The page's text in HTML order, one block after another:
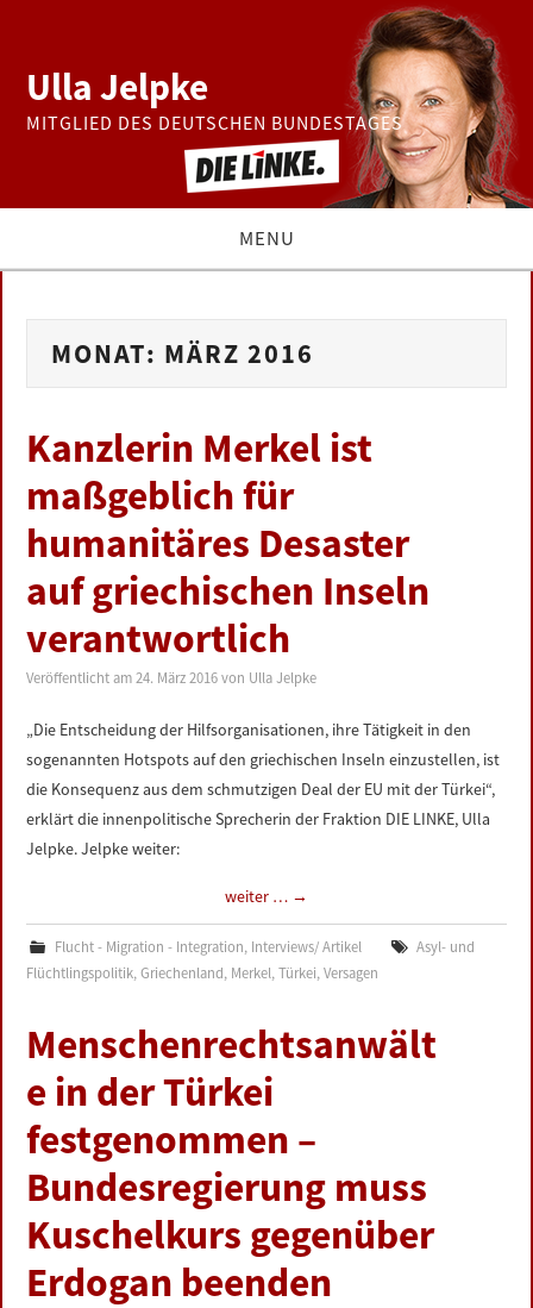
Ulla Jelpke
MITGLIED DES DEUTSCHEN BUNDESTAGES
MENU
BUNDESTAG
ZUR PERSON
LINKS
DATENSCHUTZERKLÄRUNG
IMPRESSUM
MONAT: MÄRZ 2016
Kanzlerin Merkel ist
maßgeblich für
humanitäres Desaster
auf griechischen Inseln
verantwortlich
Veröffentlicht am24. März 2016 von Ulla Jelpke
„Die Entscheidung der Hilfsorganisationen, ihre Tätigkeit in den
sogenannten Hotspots auf den griechischen Inseln einzustellen, ist
die Konsequenz aus dem schmutzigen Deal der EU mit der Türkei“,
erklärt die innenpolitische Sprecherin der Fraktion DIE LINKE, Ulla
Jelpke. Jelpke weiter:
weiter … →
Flucht - Migration - Integration, Interviews/ Artikel
Asyl- und
Flüchtlingspolitik,Griechenland, Merkel,Türkei,Versagen
Menschenrechtsanwält
e in der Türkei
festgenommen –
Bundesregierung muss
Kuschelkurs gegenüber
Erdogan beenden